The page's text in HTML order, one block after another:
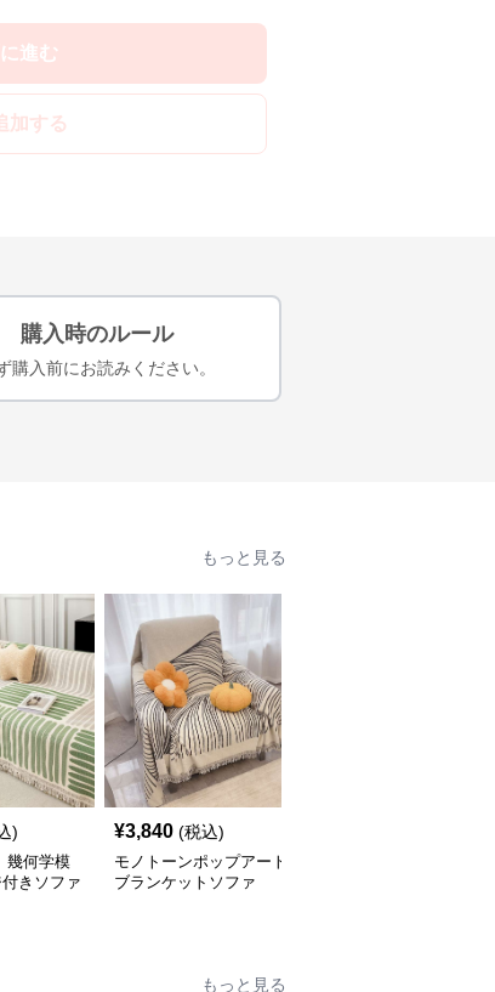
進む
加する
購入時のルール
購入前にお読みください。
もっと見る
)
幾何学模
きソファ
¥3,840 (税込)
モノトーンポップアート
ブランケットソファ
もっと見る